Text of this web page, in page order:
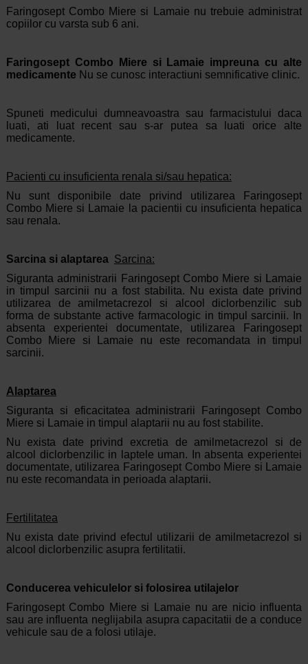
Faringosept Combo Miere si Lamaie nu trebuie administrat
copiilor cu varsta sub 6 ani.
Faringosept Combo Miere si Lamaie impreuna cu alte
medicamente Nu se cunosc interactiuni semnificative clinic.
Spuneti medicului dumneavoastra sau farmacistului daca
luati, ati luat recent sau s-ar putea sa luati orice alte
medicamente.
Pacienti cu insuficienta renala si/sau hepatica:
Nu sunt disponibile date privind utilizarea Faringosept
Combo Miere si Lamaie la pacientii cu insuficienta hepatica
sau renala.
Sarcina si alaptarea Sarcina:
Siguranta administrarii Faringosept Combo Miere si Lamaie
in timpul sarcinii nu a fost stabilita. Nu exista date privind
utilizarea de amilmetacrezol si alcool diclorbenzilic sub
forma de substante active farmacologic in timpul sarcinii. In
absenta experientei documentate, utilizarea Faringosept
Combo Miere si Lamaie nu este recomandata in timpul
sarcinii.
Alaptarea
Siguranta si eficacitatea administrarii Faringosept Combo
Miere si Lamaie in timpul alaptarii nu au fost stabilite.
Nu exista date privind excretia de amilmetacrezol si de
alcool diclorbenzilic in laptele uman. In absenta experientei
documentate, utilizarea Faringosept Combo Miere si Lamaie
nu este recomandata in perioada alaptarii.
Fertilitatea
Nu exista date privind efectul utilizarii de amilmetacrezol si
alcool diclorbenzilic asupra fertilitatii.
Conducerea vehiculelor si folosirea utilajelor
Faringosept Combo Miere si Lamaie nu are nicio influenta
sau are influenta neglijabila asupra capacitatii de a conduce
vehicule sau de a folosi utilaje.